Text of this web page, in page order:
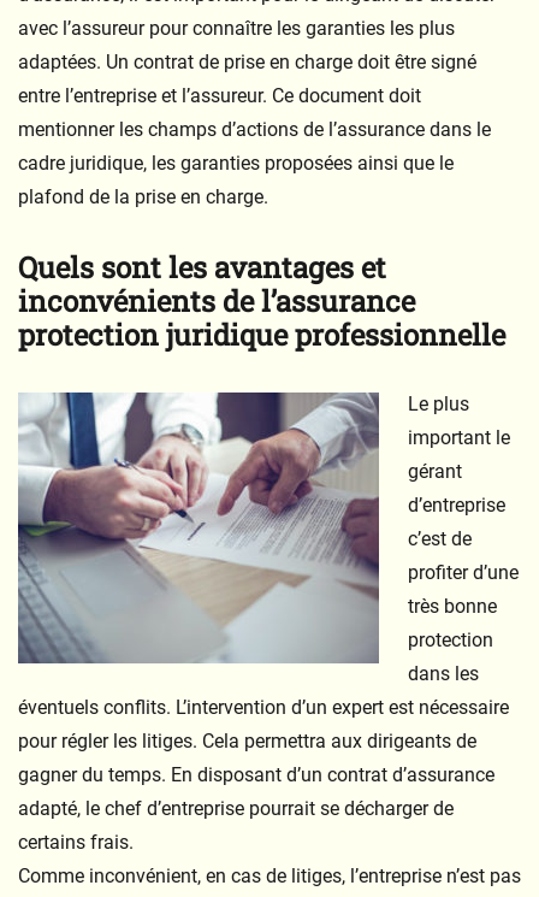
avec l’assureur pour connaître les garanties les plus
adaptées. Un contrat de prise en charge doit être signé
entre l’entreprise et l’assureur. Ce document doit
mentionner les champs d’actions de l’assurance dans le
cadre juridique, les garanties proposées ainsi que le
plafond de la prise en charge.
Quels sont les avantages et
inconvénients de l’assurance
protection juridique professionnelle
Le plus
important le
gérant
d’entreprise
c’est de
profiter d’une
très bonne
protection
dans les
éventuels conflits. L’intervention d’un expert est nécessaire
pour régler les litiges. Cela permettra aux dirigeants de
gagner du temps. En disposant d’un contrat d’assurance
adapté, le chef d’entreprise pourrait se décharger de
certains frais.
Comme inconvénient, en cas de litiges, l’entreprise n’est pas